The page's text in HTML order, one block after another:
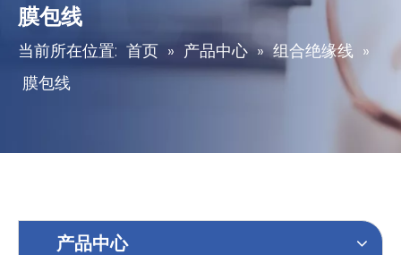
膜包线
当前所在位置: 首页 » 产品中心 » 组合绝缘线 »
膜包线
产品中心